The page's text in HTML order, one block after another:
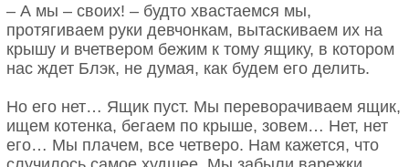
– А мы – своих! – будто хвастаемся мы,
протягиваем руки девчонкам, вытаскиваем их на
крышу и вчетвером бежим к тому ящику, в котором
нас ждет Блэк, не думая, как будем его делить.
Но его нет… Ящик пуст. Мы переворачиваем ящик,
ищем котенка, бегаем по крыше, зовем… Нет, нет
его… Мы плачем, все четверо. Нам кажется, что